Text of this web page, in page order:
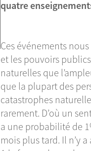
quatre
Ces événements
et les pouvoirs
naturelles que
que la plupart des
catastrophes
rarement. D’où un
a une probabilité de
mois plus tard. Il n’y